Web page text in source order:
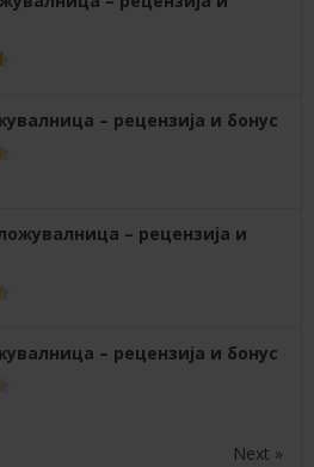
– рецензија и бонус
– рецензија и
– рецензија и бонус
Next »